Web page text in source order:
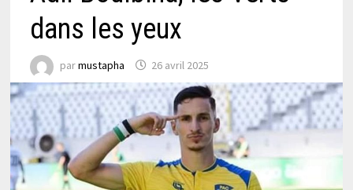
dans les yeux
parmustapha 26 avril 2025